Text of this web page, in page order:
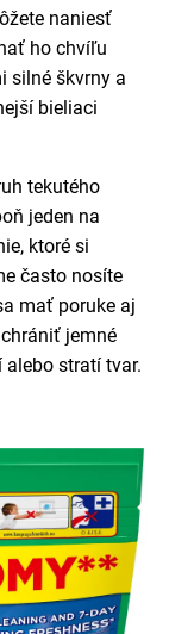
naniesť
ho chvíľu
silné škvrny a
bieliaci
tekutého
jeden na
ktoré si
často nosíte
mať poruke aj
jemné
alebo stratí tvar.